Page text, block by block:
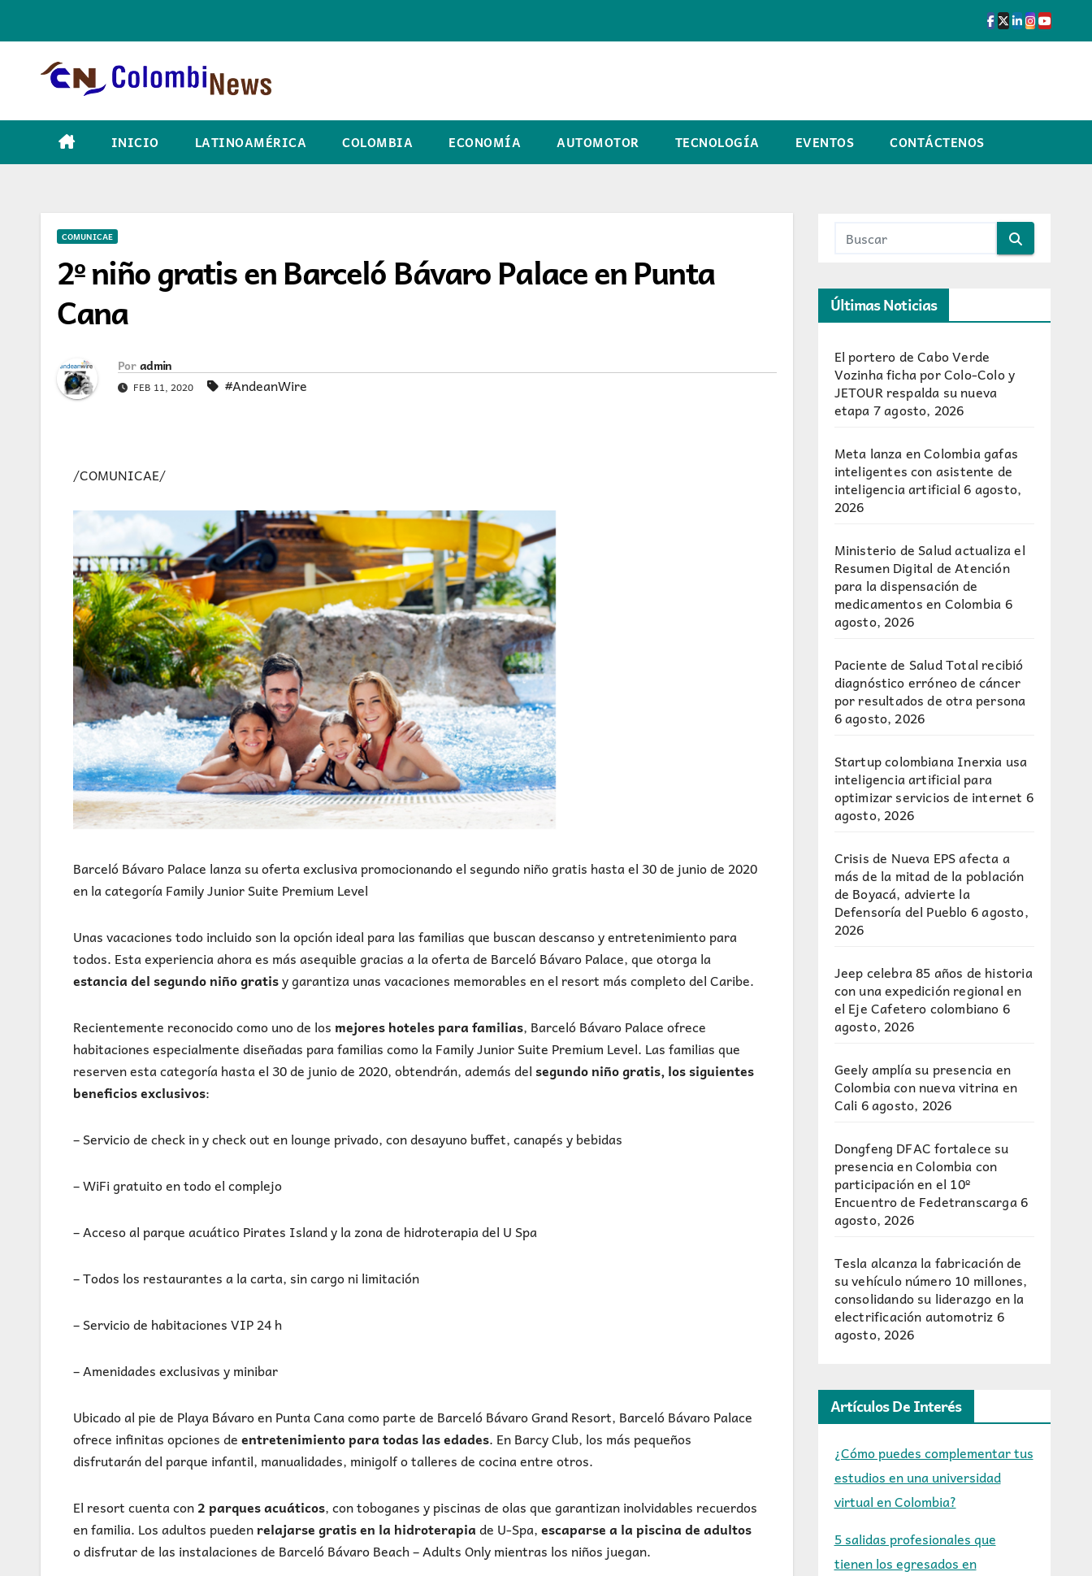
INICIO LATINOAMÉRICA COLOMBIA ECONOMÍA AUTOMOTOR TECNOLOGÍA EVENTOS CONTÁCTENOS
COMUNICAE
2º niño gratis en Barceló Bávaro Palace en Punta
Cana
Por admin
FEB 11, 2020 #AndeanWire
/COMUNICAE/
Barceló Bávaro Palace lanza su oferta exclusiva promocionando el segundo niño gratis hasta el 30 de junio de 2020
en la categoría Family Junior Suite Premium Level
Unas vacaciones todo incluido son la opción ideal para las familias que buscan descanso y entretenimiento para
todos. Esta experiencia ahora es más asequible gracias a la oferta de Barceló Bávaro Palace, que otorga la
estancia del segundo niño gratisy garantiza unas vacaciones memorables en el resort más completo del Caribe.
Recientemente reconocido como uno de los mejores hoteles para familias, Barceló Bávaro Palace ofrece
habitaciones especialmente diseñadas para familias como la Family Junior Suite Premium Level. Las familias que
reserven esta categoría hasta el 30 de junio de 2020, obtendrán, además del segundo niño gratis, los siguientes
beneficios exclusivos:
– Servicio de check in y check out en lounge privado, con desayuno buffet, canapés y bebidas
– WiFi gratuito en todo el complejo
– Acceso al parque acuático Pirates Island y la zona de hidroterapia del U Spa
– Todos los restaurantes a la carta, sin cargo ni limitación
– Servicio de habitaciones VIP 24 h
– Amenidades exclusivas y minibar
Ubicado al pie de Playa Bávaro en Punta Cana como parte de Barceló Bávaro Grand Resort, Barceló Bávaro Palace
ofrece infinitas opciones deentretenimiento para todas las edades. En Barcy Club, los más pequeños
disfrutarán del parque infantil, manualidades, minigolf o talleres de cocina entre otros.
El resort cuenta con2 parques acuáticos, con toboganes y piscinas de olas que garantizan inolvidables recuerdos
en familia. Los adultos puedenrelajarse gratis en la hidroterapiade U-Spa,escaparse a la piscina de adultos
o disfrutar de las instalaciones de Barceló Bávaro Beach – Adults Only mientras los niños juegan.
Últimas Noticias
El portero de Cabo Verde
Vozinha ficha por Colo-Colo y
JETOUR respalda su nueva
etapa7 agosto, 2026
Meta lanza en Colombia gafas
inteligentes con asistente de
inteligencia artificial 6 agosto,
2026
Ministerio de Salud actualiza el
Resumen Digital de Atención
para la dispensación de
medicamentos en Colombia6
agosto, 2026
Paciente de Salud Total recibió
diagnóstico erróneo de cáncer
por resultados de otra persona
6 agosto, 2026
Startup colombiana Inerxia usa
inteligencia artificial para
optimizar servicios de internet 6
agosto, 2026
Crisis de Nueva EPS afecta a
más de la mitad de la población
de Boyacá, advierte la
Defensoría del Pueblo6 agosto,
2026
Jeep celebra 85 años de historia
con una expedición regional en
el Eje Cafetero colombiano6
agosto, 2026
Geely amplía su presencia en
Colombia con nueva vitrina en
Cali 6 agosto, 2026
Dongfeng DFAC fortalece su
presencia en Colombia con
participación en el 10º
Encuentro de Fedetranscarga6
agosto, 2026
Tesla alcanza la fabricación de
su vehículo número 10 millones,
consolidando su liderazgo en la
electrificación automotriz6
agosto, 2026
Artículos De Interés
¿Cómo puedes complementar tus
estudios en una universidad
virtual en Colombia?
5 salidas profesionales que
tienen los egresados en